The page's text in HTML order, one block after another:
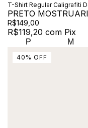
T-Shirt Regular Caligrafiti
PRETO
R$149,00
R$119,20 com Pix
P M
40 % OFF